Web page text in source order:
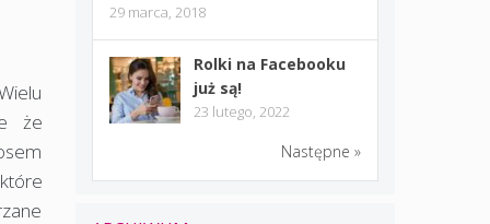
że
29 marca, 2018
Rolki na Facebooku
już są!
23 lutego, 2022
Następne »